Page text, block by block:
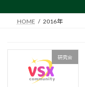
HOME 2016年
研究会